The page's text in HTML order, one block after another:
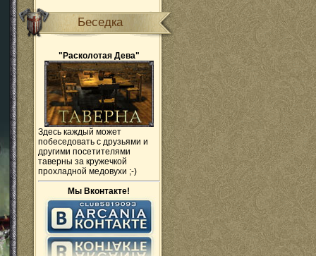
Беседка
"Расколотая Дева"
Здесь каждый может
побеседовать с друзьями и
другими посетителями
таверны за кружечкой
прохладной медовухи ;-)
Мы Вконтакте!